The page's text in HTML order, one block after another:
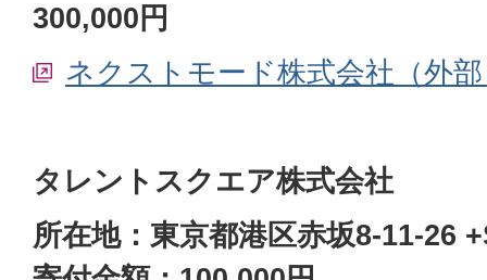
300,000円
ネクストモード株式会社（外
タレントスクエア株式会社
所在地：東京都港区赤坂8-11-26